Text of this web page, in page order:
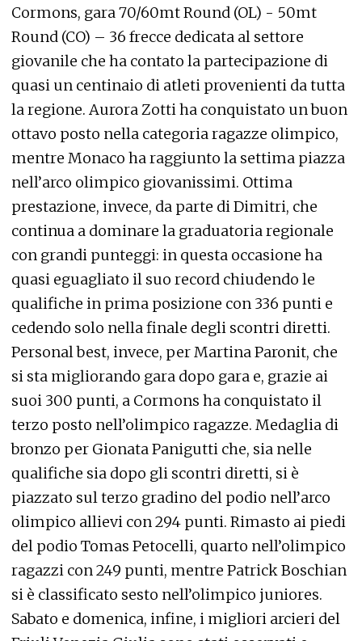
Cormons, gara 70/60mt Round (OL) - 50mt
Round (CO) – 36 frecce dedicata al settore
giovanile che ha contato la partecipazione di
quasi un centinaio di atleti provenienti da tutta
la regione. Aurora Zotti ha conquistato un buon
ottavo posto nella categoria ragazze olimpico,
mentre Monaco ha raggiunto la settima piazza
nell’arco olimpico giovanissimi. Ottima
prestazione, invece, da parte di Dimitri, che
continua a dominare la graduatoria regionale
con grandi punteggi: in questa occasione ha
quasi eguagliato il suo record chiudendo le
qualifiche in prima posizione con 336 punti e
cedendo solo nella finale degli scontri diretti.
Personal best, invece, per Martina Paronit, che
si sta migliorando gara dopo gara e, grazie ai
suoi 300 punti, a Cormons ha conquistato il
terzo posto nell’olimpico ragazze. Medaglia di
bronzo per Gionata Panigutti che, sia nelle
qualifiche sia dopo gli scontri diretti, si è
piazzato sul terzo gradino del podio nell’arco
olimpico allievi con 294 punti. Rimasto ai piedi
del podio Tomas Petocelli, quarto nell’olimpico
ragazzi con 249 punti, mentre Patrick Boschian
si è classificato sesto nell’olimpico juniores.
Sabato e domenica, infine, i migliori arcieri del